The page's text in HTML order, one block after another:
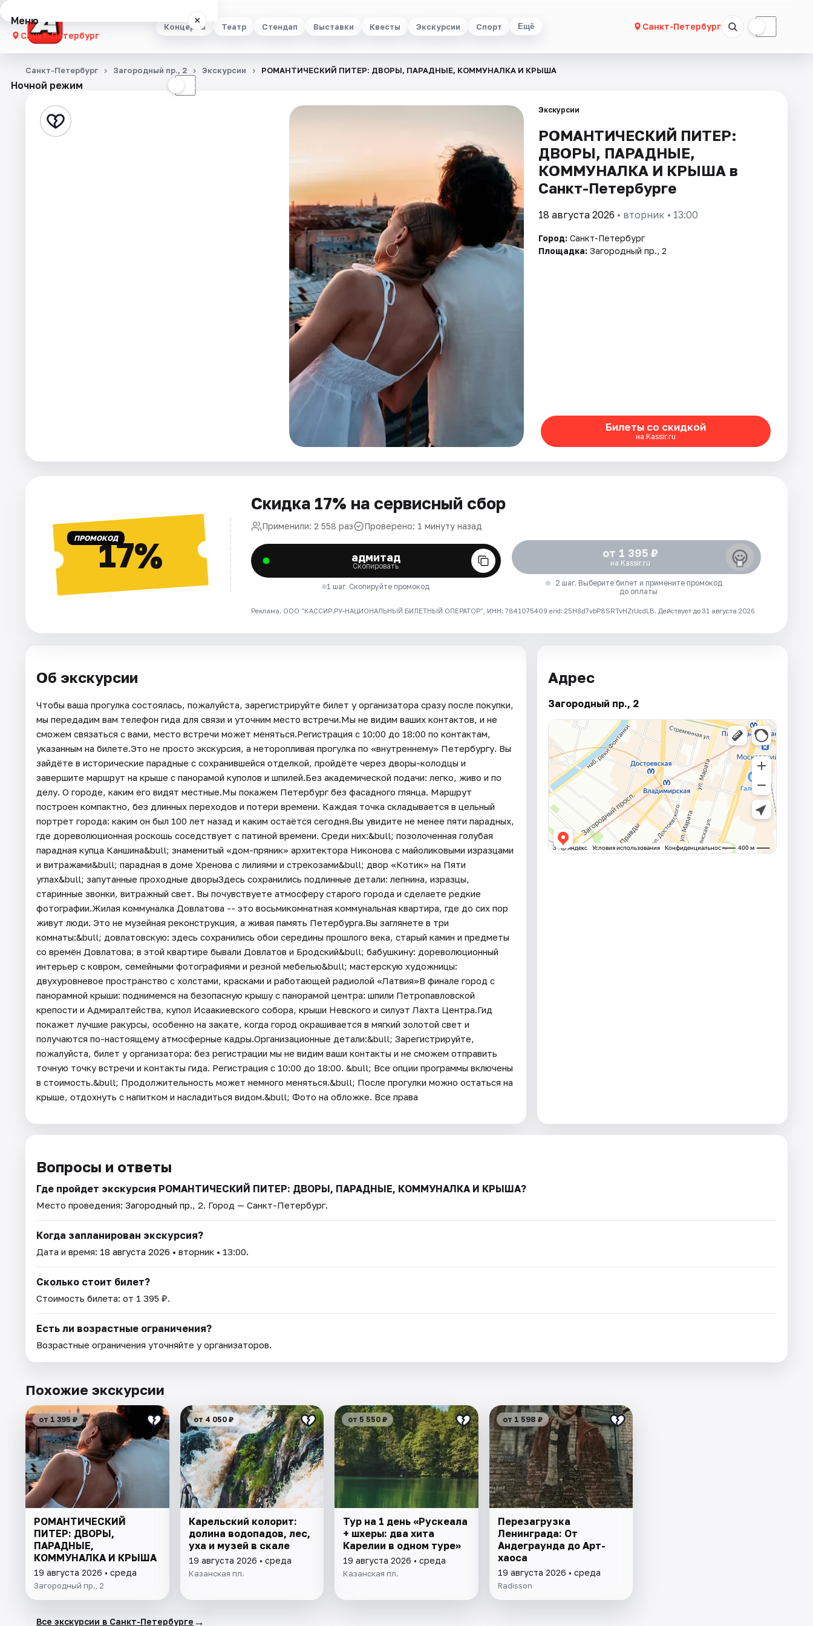
Концерты Театр Стендап Выставки Квесты Экскурсии Спорт Ещё Санкт-Петербург ☾
Меню ×
Санкт-Петербург
Концерты
Стендап
Ночной режим ☾
Санкт-Петербург Загородный пр., 2 Экскурсии РОМАНТИЧЕСКИЙ ПИТЕР: ДВОРЫ, ПАРАДНЫЕ, КОММУНАЛКА И КРЫША
Экскурсии
РОМАНТИЧЕСКИЙ ПИТЕР:
ДВОРЫ, ПАРАДНЫЕ,
КОММУНАЛКА И КРЫША в
Санкт-Петербурге
18 августа 2026 • вторник • 13:00
Город: Санкт-Петербург
Площадка: Загородный пр., 2
Билеты со скидкой
на Kassir.ru
ПРОМОКОД17%
Скидка 17% на сервисный сбор
Применили: 2 558 раз Проверено: 1 минуту назад
адмитад
Скопировать
1 шаг. Скопируйте промокод
от 1 395 ₽
на Kassir.ru
2 шаг. Выберите билет и примените промокод
до оплаты
Реклама. ООО "КАССИР.РУ-НАЦИОНАЛЬНЫЙ БИЛЕТНЫЙ ОПЕРАТОР", ИНН: 7841075409 erid: 25H8d7vbP8SRTvHZrUcdLB. Действует до 31 августа 2026
Об экскурсии
Чтобы ваша прогулка состоялась, пожалуйста, зарегистрируйте билет у организатора сразу после покупки,
мы передадим вам телефон гида для связи и уточним место встречи.Мы не видим ваших контактов, и не
сможем связаться с вами, место встречи может меняться.Регистрация с 10:00 до 18:00 по контактам,
указанным на билете.Это не просто экскурсия, а неторопливая прогулка по «внутреннему» Петербургу. Вы
зайдёте в исторические парадные с сохранившейся отделкой, пройдёте через дворы-колодцы и
завершите маршрут на крыше с панорамой куполов и шпилей.Без академической подачи: легко, живо и по
делу. О городе, каким его видят местные.Мы покажем Петербург без фасадного глянца. Маршрут
построен компактно, без длинных переходов и потери времени. Каждая точка складывается в цельный
портрет города: каким он был 100 лет назад и каким остаётся сегодня.Вы увидите не менее пяти парадных,
где дореволюционная роскошь соседствует с патиной времени. Среди них:&bull; позолоченная голубая
парадная купца Каншина&bull; знаменитый «дом-пряник» архитектора Никонова с майоликовыми изразцами
и витражами&bull; парадная в доме Хренова с лилиями и стрекозами&bull; двор «Котик» на Пяти
углах&bull; запутанные проходные дворыЗдесь сохранились подлинные детали: лепнина, изразцы,
старинные звонки, витражный свет. Вы почувствуете атмосферу старого города и сделаете редкие
фотографии.Жилая коммуналка Довлатова -- это восьмикомнатная коммунальная квартира, где до сих пор
живут люди. Это не музейная реконструкция, а живая память Петербурга.Вы заглянете в три
комнаты:&bull; довлатовскую: здесь сохранились обои середины прошлого века, старый камин и предметы
со времён Довлатова; в этой квартире бывали Довлатов и Бродский&bull; бабушкину: дореволюционный
интерьер с ковром, семейными фотографиями и резной мебелью&bull; мастерскую художницы:
двухуровневое пространство с холстами, красками и работающей радиолой «Латвия»В финале город с
панорамной крыши: поднимемся на безопасную крышу с панорамой центра: шпили Петропавловской
крепости и Адмиралтейства, купол Исаакиевского собора, крыши Невского и силуэт Лахта Центра.Гид
покажет лучшие ракурсы, особенно на закате, когда город окрашивается в мягкий золотой свет и
получаются по-настоящему атмосферные кадры.Организационные детали:&bull; Зарегистрируйте,
пожалуйста, билет у организатора: без регистрации мы не видим ваши контакты и не сможем отправить
точную точку встречи и контакты гида. Регистрация с 10:00 до 18:00. &bull; Все опции программы включены
в стоимость.&bull; Продолжительность может немного меняться.&bull; После прогулки можно остаться на
крыше, отдохнуть с напитком и насладиться видом.&bull; Фото на обложке. Все права
Адрес
Загородный пр., 2
Вопросы и ответы
Где пройдет экскурсия РОМАНТИЧЕСКИЙ ПИТЕР: ДВОРЫ, ПАРАДНЫЕ, КОММУНАЛКА И КРЫША?
Место проведения: Загородный пр., 2. Город — Санкт-Петербург.
Когда запланирован экскурсия?
Дата и время: 18 августа 2026 • вторник • 13:00.
Сколько стоит билет?
Стоимость билета: от 1 395 ₽.
Есть ли возрастные ограничения?
Возрастные ограничения уточняйте у организаторов.
Похожие экскурсии
от 1 395 ₽
РОМАНТИЧЕСКИЙ
ПИТЕР: ДВОРЫ,
ПАРАДНЫЕ,
КОММУНАЛКА И КРЫША
19 августа 2026 • среда
Загородный пр., 2
от 4 050 ₽
Карельский колорит:
долина водопадов, лес,
уха и музей в скале
19 августа 2026 • среда
Казанская пл.
от 5 550 ₽
Тур на 1 день «Рускеала
+ шхеры: два хита
Карелии в одном туре»
19 августа 2026 • среда
Казанская пл.
от 1 598 ₽
Перезагрузка
Ленинграда: От
Андеграунда до Арт-
хаоса
19 августа 2026 • среда
Radisson
Все экскурсии в Санкт-Петербурге →